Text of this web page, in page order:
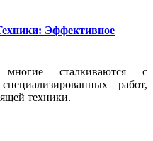
Эффективное
сталкиваются с
работ,
техники.